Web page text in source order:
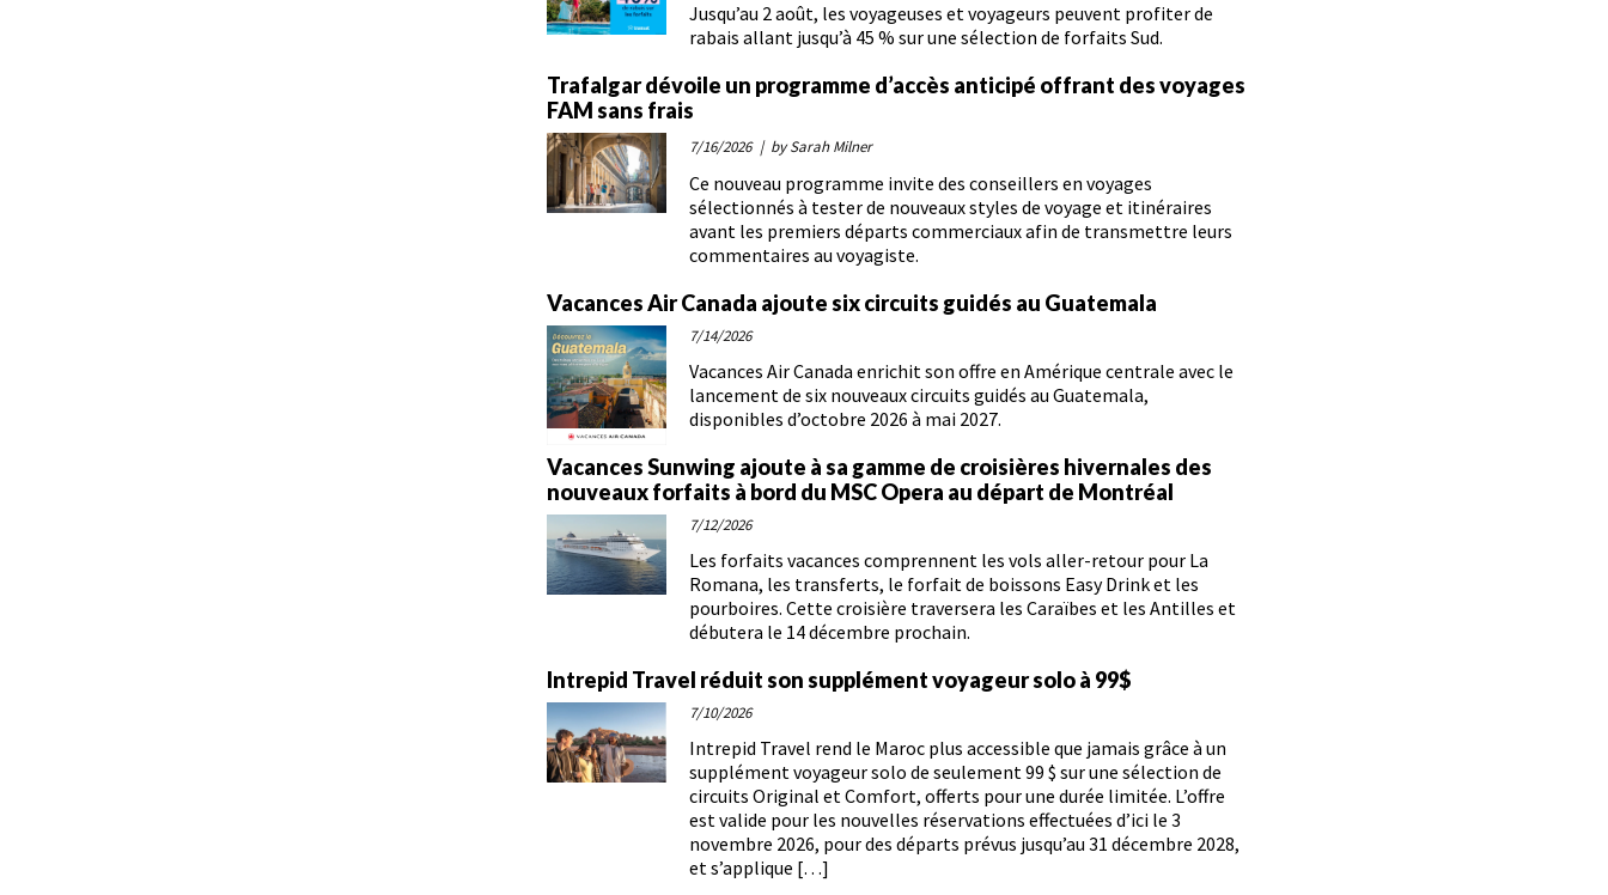
Jusqu’au 2 août, les voyageuses et voyageurs peuvent profiter de
rabais allant jusqu’à 45 % sur une sélection de forfaits Sud.
Trafalgar dévoile un programme d’accès anticipé offrant des voyages
FAM sans frais
7/16/2026 | by Sarah Milner
Ce nouveau programme invite des conseillers en voyages
sélectionnés à tester de nouveaux styles de voyage et itinéraires
avant les premiers départs commerciaux afin de transmettre leurs
commentaires au voyagiste.
Vacances Air Canada ajoute six circuits guidés au Guatemala
7/14/2026
Vacances Air Canada enrichit son offre en Amérique centrale avec le
lancement de six nouveaux circuits guidés au Guatemala,
disponibles d’octobre 2026 à mai 2027.
Vacances Sunwing ajoute à sa gamme de croisières hivernales des
nouveaux forfaits à bord du MSC Opera au départ de Montréal
7/12/2026
Les forfaits vacances comprennent les vols aller-retour pour La
Romana, les transferts, le forfait de boissons Easy Drink et les
pourboires. Cette croisière traversera les Caraïbes et les Antilles et
débutera le 14 décembre prochain.
Intrepid Travel réduit son supplément voyageur solo à 99$
7/10/2026
Intrepid Travel rend le Maroc plus accessible que jamais grâce à un
supplément voyageur solo de seulement 99 $ sur une sélection de
circuits Original et Comfort, offerts pour une durée limitée. L’offre
est valide pour les nouvelles réservations effectuées d’ici le 3
novembre 2026, pour des départs prévus jusqu’au 31 décembre 2028,
et s’applique […]